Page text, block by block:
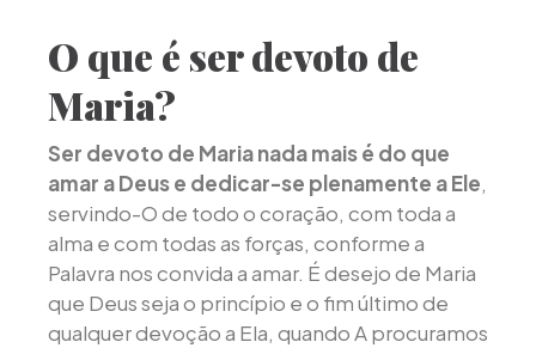
O que é ser devoto de
Maria?
Ser devoto de Maria nada mais é do que
amar a Deus e dedicar-se plenamente a Ele,
servindo-O de todo o coração, com toda a
alma e com todas as forças, conforme a
Palavra nos convida a amar. É desejo de Maria
que Deus seja o princípio e o fim último de
qualquer devoção a Ela, quando A procuramos